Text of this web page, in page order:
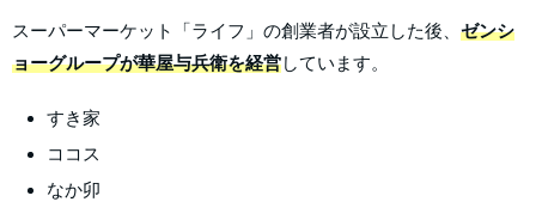
スーパーマーケット「ライフ」の創業者が設立した後、 ゼンシ
ョーグループが華屋与兵衛を経営しています。
すき家
ココス
なか卯